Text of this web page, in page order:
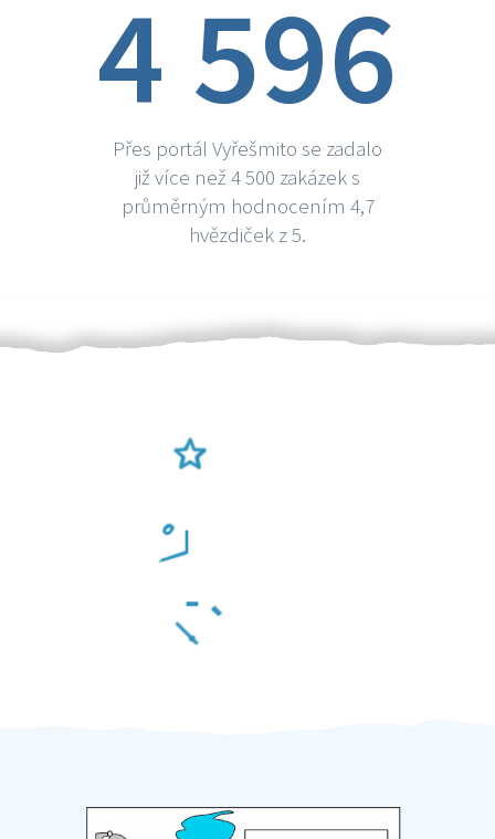
4 596
Přes portál Vyřešmito se zadalo
již více než 4 500 zakázek s
průměrným hodnocením 4,7
hvězdiček z 5.